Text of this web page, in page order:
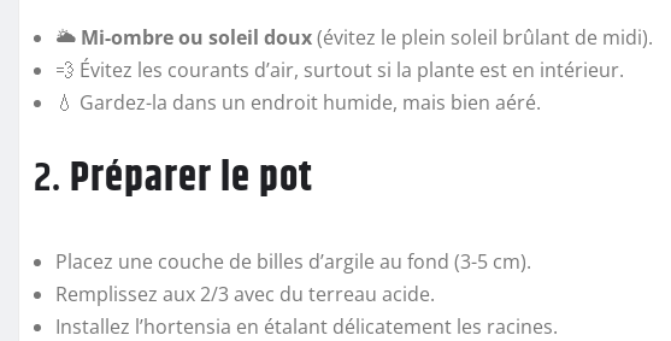
🌥 Mi-ombre ou soleil doux(évitez le plein soleil brûlant de midi).
💨 Évitez les courants d’air, surtout si la plante est en intérieur.
💧 Gardez-la dans un endroit humide, mais bien aéré.
2.Préparer le pot
Placez une couche de billes d’argile au fond (3-5 cm).
Remplissez aux 2/3 avec du terreau acide.
Installez l’hortensia en étalant délicatement les racines.